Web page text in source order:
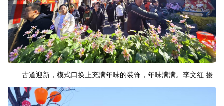
古道迎新，模式口换上充满年味的装饰，年味满满。李文红 摄